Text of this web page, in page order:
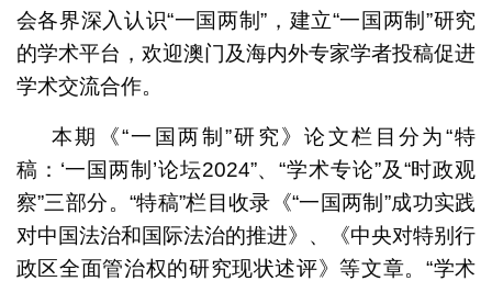
会各界深入认识“一国两制”，建立“一国两制”研究
的学术平台，欢迎澳门及海内外专家学者投稿促进
学术交流合作。
本期《“一国两制”研究》论文栏目分为“特
稿：‘一国两制’论坛2024”、“学术专论”及“时政观
察”三部分。“特稿”栏目收录《“一国两制”成功实践
对中国法治和国际法治的推进》、《中央对特别行
政区全面管治权的研究现状述评》等文章。“学术